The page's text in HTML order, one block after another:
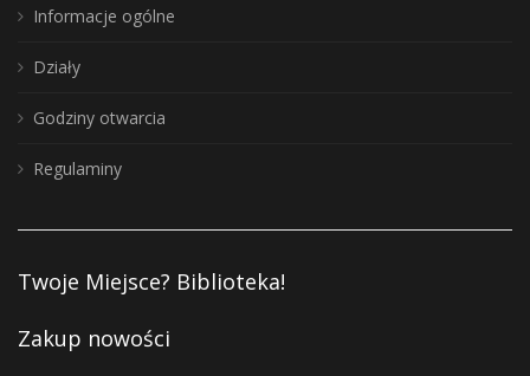
Informacje ogólne
Działy
Godziny otwarcia
Regulaminy
Twoje Miejsce? Biblioteka!
Zakup nowości